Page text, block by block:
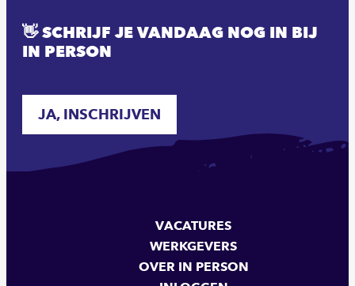
👋 SCHRIJF JE VANDAAG NOG IN BIJ
IN PERSON
JA, INSCHRIJVEN
VACATURES
WERKGEVERS
OVER IN PERSON